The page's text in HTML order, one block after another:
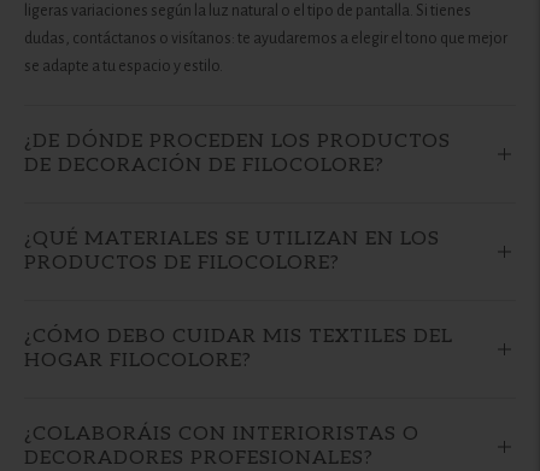
ligeras variaciones según la luz natural o el tipo de pantalla. Si tienes
dudas, contáctanos o visítanos: te ayudaremos a elegir el tono que mejor
se adapte a tu espacio y estilo.
¿DE DÓNDE PROCEDEN LOS PRODUCTOS
DE DECORACIÓN DE FILOCOLORE?
¿QUÉ MATERIALES SE UTILIZAN EN LOS
PRODUCTOS DE FILOCOLORE?
¿CÓMO DEBO CUIDAR MIS TEXTILES DEL
HOGAR FILOCOLORE?
¿COLABORÁIS CON INTERIORISTAS O
DECORADORES PROFESIONALES?